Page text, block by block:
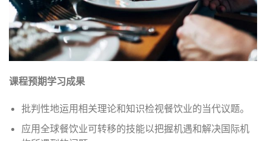
课程预期学习成果
批判性地运用相关理论和知识检视餐饮业的当代议题。
应用全球餐饮业可转移的技能以把握机遇和解决国际机